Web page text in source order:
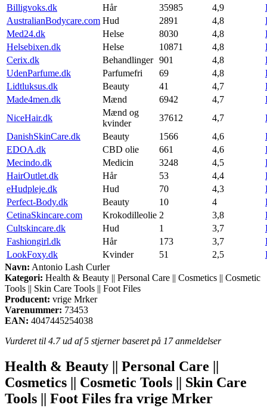
Billigvoks.dk
Hår 35985 4,9
AustralianBodycare.com Hud 2891 4,8
Med24.dk
Helse 8030 4,8
Helsebixen.dk
Helse 10871 4,8
Cerix.dk
Behandlinger 901 4,8
UdenParfume.dk
Parfumefri 69 4,8
Lidtluksus.dk
Beauty 41 4,7
Made4men.dk
Mænd 6942 4,7
NiceHair.dk
Mænd og
kvinder
37612 4,7
DanishSkinCare.dk
Beauty 1566 4,6
EDOA.dk
CBD olie 661 4,6
Mecindo.dk
Medicin 3248 4,5
HairOutlet.dk
Hår 53 4,4
eHudpleje.dk
Hud 70 4,3
Perfect-Body.dk
Beauty 10 4
CetinaSkincare.com
Krokodilleolie 2 3,8
Cultskincare.dk
Hud 1 3,7
Fashiongirl.dk
Hår 173 3,7
LookFoxy.dk
Kvinder 51 2,5
Navn: Antonio Lash Curler
Kategori: Health & Beauty || Personal Care || Cosmetics || Cosmetic
Tools || Skin Care Tools || Foot Files
Producent: vrige Mrker
Varenummer: 73453
EAN: 4047445254038
Vurderet til 4.7ud af 5 stjerner baseret på 17anmeldelser
Health & Beauty || Personal Care ||
Cosmetics || Cosmetic Tools || Skin Care
Tools || Foot Files fra vrige Mrker